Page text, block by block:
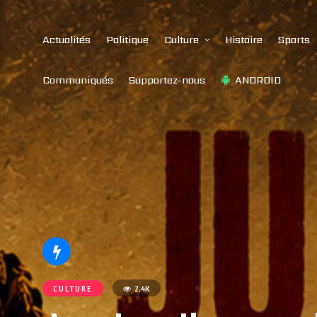
Actualités Politique Culture Histoire Sports
Communiqués Supportez-nous ANDROID
CULTURE 2.4K